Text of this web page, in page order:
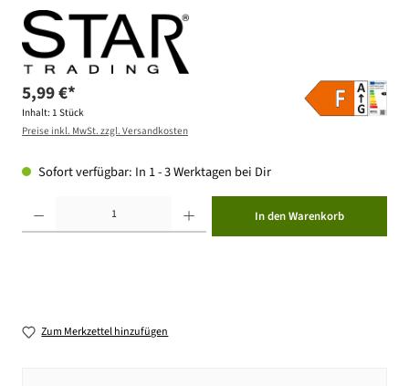
5,99 €*
Inhalt: 1 Stück
Preise inkl. MwSt. zzgl. Versandkosten
Sofort verfügbar: In 1 - 3 Werktagen bei Dir
In den Warenkorb
Zum Merkzettel hinzufügen